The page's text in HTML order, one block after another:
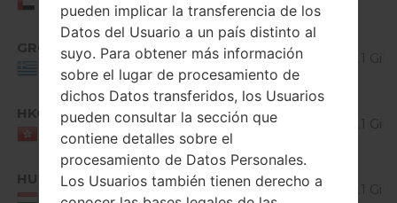
Emirates
Lollipop
GRC
Greece
V40020b_00.kdz
Android
5.0.x
Lollipop
1.1 GiB
HKG
HONG KONG
V40020b_00.kdz
Android
1.1 GiB
HUN
V40020b_00.kdz
Android
5.0.x
1.1 GiB
pueden implicar la transferencia de los
Datos del Usuario a un país distinto al
suyo. Para obtener más información
sobre el lugar de procesamiento de
dichos Datos transferidos, los Usuarios
pueden consultar la sección que
contiene detalles sobre el
procesamiento de Datos Personales.
Los Usuarios también tienen derecho a